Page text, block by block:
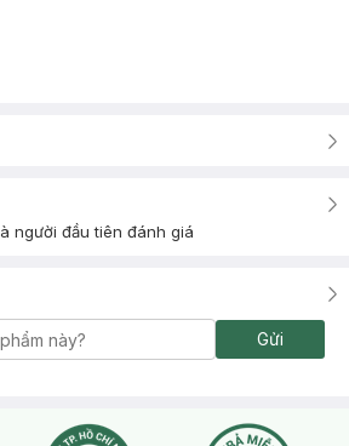
người đầu tiên đánh giá
Gửi